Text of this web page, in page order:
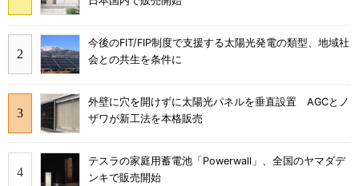
今後のFIT/FIP制度で支援する太陽光発電の類型、地域社
会との共生を条件に
外壁に穴を開けずに太陽光パネルを垂直設置 AGCとノ
ザワが新工法を本格販売
テスラの家庭用蓄電池「Powerwall」、全国のヤマダデ
ンキで販売開始